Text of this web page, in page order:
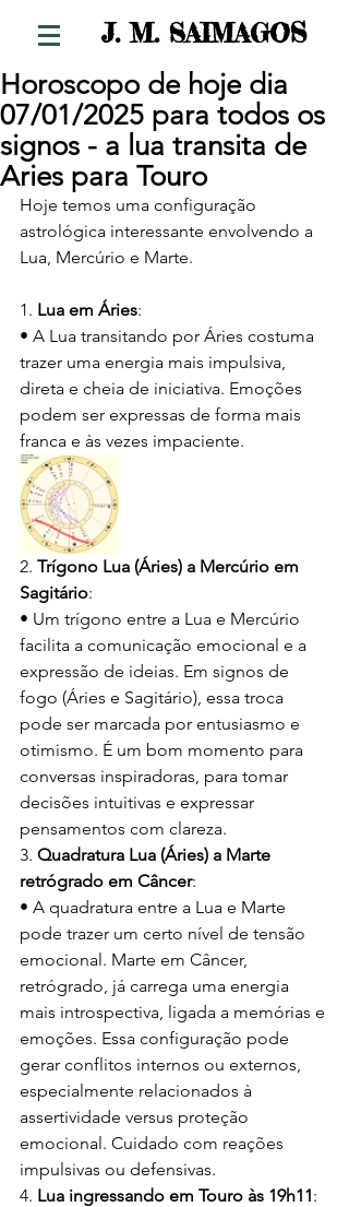
J. M. SAIMAGOS
Horoscopo de hoje dia
07/01/2025 para todos os
signos - a lua transita de
Aries para Touro
Hoje temos uma configuração
astrológica interessante envolvendo a
Lua, Mercúrio e Marte.
1. Lua em Áries:
• A Lua transitando por Áries costuma
trazer uma energia mais impulsiva,
direta e cheia de iniciativa. Emoções
podem ser expressas de forma mais
franca e às vezes impaciente.
2. Trígono Lua (Áries) a Mercúrio em
Sagitário:
• Um trígono entre a Lua e Mercúrio
facilita a comunicação emocional e a
expressão de ideias. Em signos de
fogo (Áries e Sagitário), essa troca
pode ser marcada por entusiasmo e
otimismo. É um bom momento para
conversas inspiradoras, para tomar
decisões intuitivas e expressar
pensamentos com clareza.
3. Quadratura Lua (Áries) a Marte
retrógrado em Câncer:
• A quadratura entre a Lua e Marte
pode trazer um certo nível de tensão
emocional. Marte em Câncer,
retrógrado, já carrega uma energia
mais introspectiva, ligada a memórias e
emoções. Essa configuração pode
gerar conflitos internos ou externos,
especialmente relacionados à
assertividade versus proteção
emocional. Cuidado com reações
impulsivas ou defensivas.
4. Lua ingressando em Touro às 19h11: